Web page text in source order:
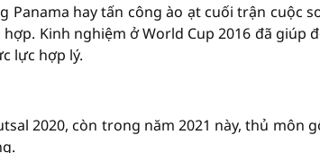
hay tấn công ào ạt cuối trận cuộc
Kinh nghiệm ở World Cup 2016 đã giúp
lực hợp lý.
2020, còn trong năm 2021 này, thủ môn